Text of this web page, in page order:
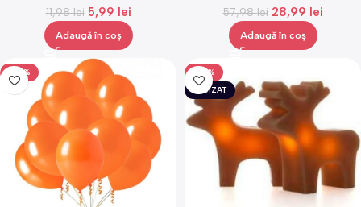
11,98lei 5,99 lei
Adaugă în coș
botez, aniversări, Gonga®
57,98lei 28,99 lei
Adaugă în coș
-50%
-50%
EPUIZAT